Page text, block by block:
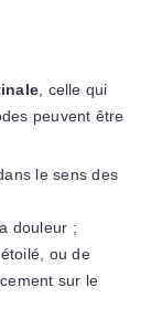
, celle qui
peuvent être
le sens des
douleur ;
ou de
sur le